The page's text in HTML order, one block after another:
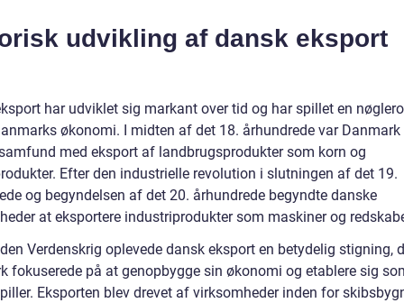
udvikling af dansk eksport
har udviklet sig markant over tid og har spillet en
økonomi. I midten af det 18. århundrede var
med eksport af landbrugsprodukter som korn og
Efter den industrielle revolution i slutningen af det 19.
og begyndelsen af det 20. århundrede begyndte danske
at eksportere industriprodukter som maskiner og
Verdenskrig oplevede dansk eksport en betydelig stigning,
fokuserede på at genopbygge sin økonomi og etablere sig
Eksporten blev drevet af virksomheder inden for